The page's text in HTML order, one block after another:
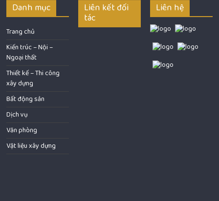
Danh mục
Trang chủ
Kiến trúc – Nội –
Ngoại thất
Thiết kế – Thi công
xây dựng
Bất động sản
Dịch vụ
Văn phòng
Vật liệu xây dựng
Liên kết đối
tác
Liên hệ